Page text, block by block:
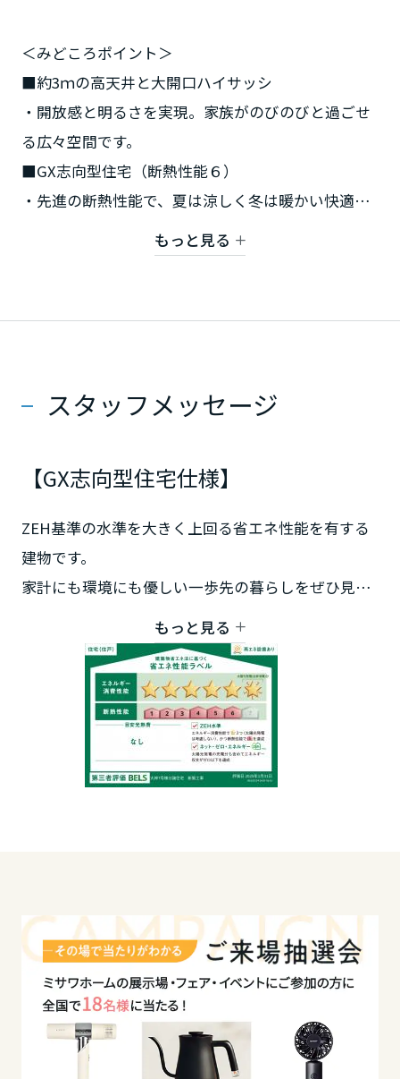
＜みどころポイント＞
■約3ｍの高天井と大開口ハイサッシ
・開放感と明るさを実現。家族がのびのびと過ごせ
る広々空間です。
■GX志向型住宅（断熱性能６）
・先進の断熱性能で、夏は涼しく冬は暖かい快適な
住環境。省エネで環境にも家計にもやさしい住まい
■自家発電と蓄電で、電気代を節約しながら災害時
・忙しい毎日も、天候に左右されずスピーディーに
もっと見る
スタッフメッセージ
【GX志向型住宅仕様】
ZEH基準の水準を大きく上回る省エネ性能を有する
建物です。
家計にも環境にも優しい一歩先の暮らしをぜひ見学
もっと見る
山梨県
長野県
愛知県
三重県
近畿エリア
滋賀県
和歌山県
中国・四国エリア
鳥取県